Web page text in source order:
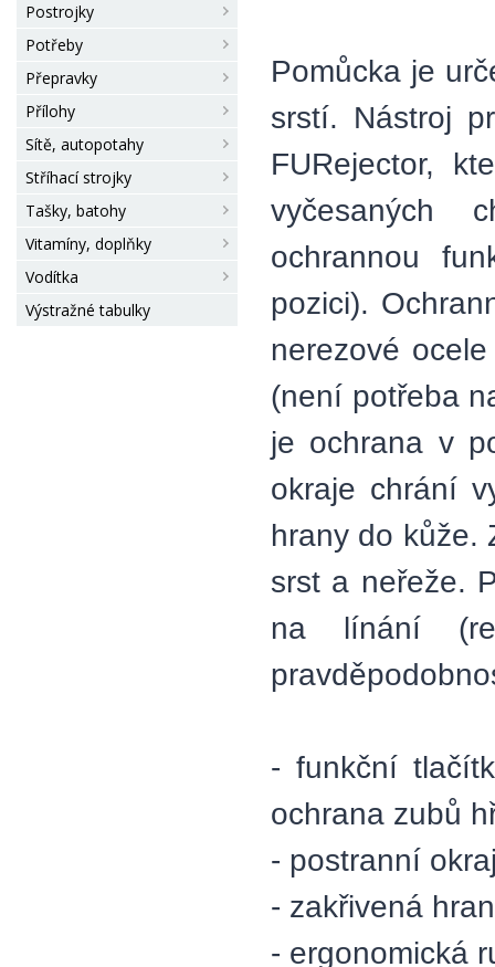
Postrojky
Potřeby
Přepravky
Přílohy
Sítě, autopotahy
Stříhací strojky
Tašky, batohy
Vitamíny, doplňky
Vodítka
Výstražné tabulky
Pomůcka je
srstí. Nástroj
FURejector,
vyčesaných
ochrannou
pozici).
nerezové
(není potřeba
je ochrana v
okraje chrání
hrany do kůže.
srst a neřeže.
na línání
- funkční
ochrana zubů
- postranní
- zakřivená
- ergonomická